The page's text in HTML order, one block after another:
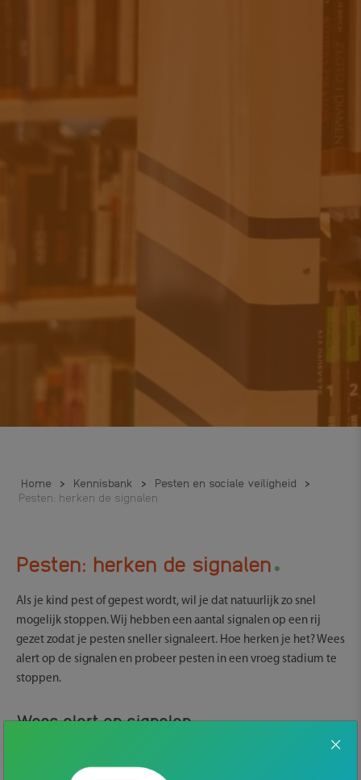
Home > Kennisbank > Pesten en sociale veiligheid >
Pesten: herken de signalen
Pesten: herken de signalen.
Als je kind pest of gepest wordt, wil je dat natuurlijk zo snel
mogelijk stoppen. Wij hebben een aantal signalen op een rij
gezet zodat je pesten sneller signaleert. Hoe herken je het? Wees
alert op de signalen en probeer pesten in een vroeg stadium te
stoppen.
Wees alert op signalen
Pestgedrag is niet altijd even zichtbaar. Een pester verbloemt z’n
acties en een gepeste schaamt zich vaak te veel om meteen aan